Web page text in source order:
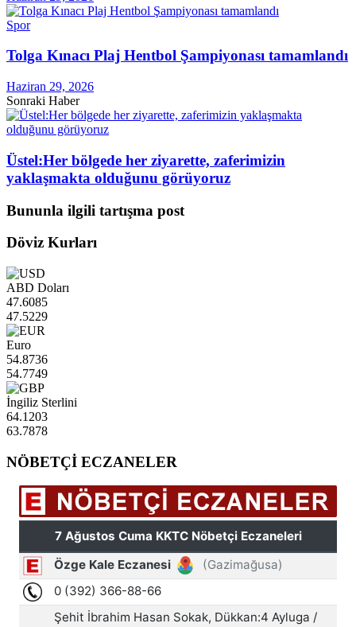
Spor
Tolga Kınacı Plaj Hentbol Şampiyonası tamamlandı
Haziran 29, 2026
Sonraki Haber
Üstel:Her bölgede her ziyarette, zaferimizin
yaklaşmakta olduğunu görüyoruz
Bununla ilgili tartışma post
Döviz Kurları
ABD Doları
47.6085
47.5229
Euro
54.8736
54.7749
İngiliz Sterlini
64.1203
63.7878
NÖBETÇİ ECZANELER